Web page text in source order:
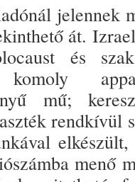
jelennek
át.
és
mű;
rendkívül
menő